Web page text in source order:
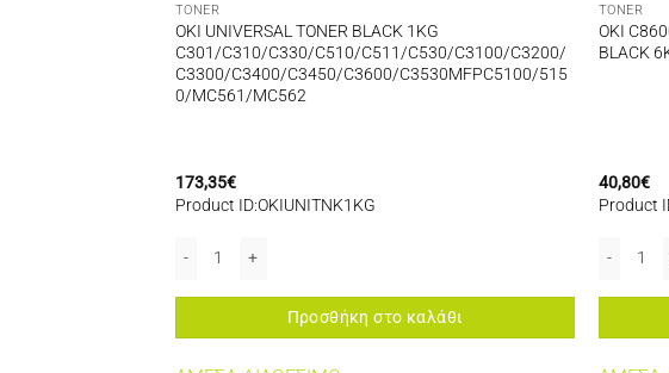
TONER
OKI UNIVERSAL TONER BLACK 1KG
C301/C310/C330/C510/C511/C530/C3100/C3200/
C3300/C3400/C3450/C3600/C3530MFPC5100/515
0/MC561/MC562
173,35€
Product ID:OKIUNITNK1KG
Προσθήκη στο καλάθι
TONER
OKI
BLACK
40,80€
Product